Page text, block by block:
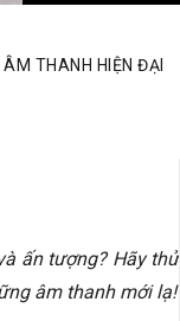
THANH HIỆN ĐẠI
ấn tượng? Hãy thử
âm thanh mới lạ!